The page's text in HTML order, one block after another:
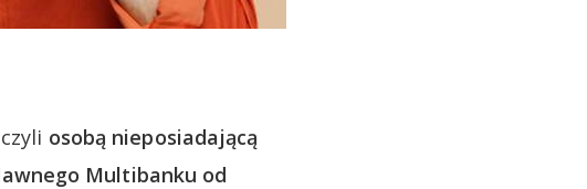
osobą nieposiadającą
Multibanku od